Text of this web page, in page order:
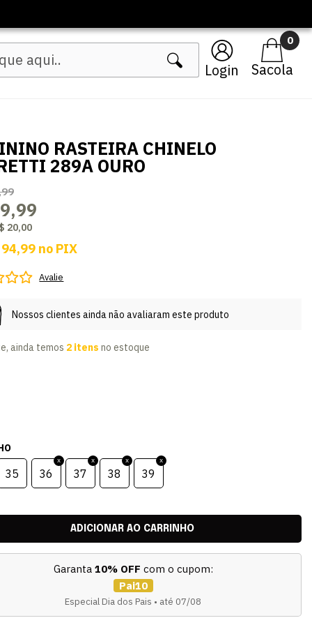
Login
0
RASTEIRA CHINELO
289A OURO
20,00
94,99 no PIX
Avalie
Nossos clientes ainda não avaliaram este produto
ainda temos 2 itens no estoque
35 36 37 38 39
Garanta 10% OFF com o cupom:
Pai10
Especial Dia dos Pais • até 07/08